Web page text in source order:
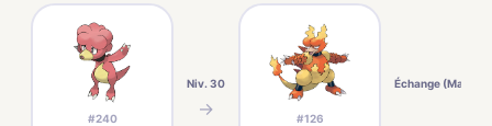
#240
Niv. 30
→ #126
Échange